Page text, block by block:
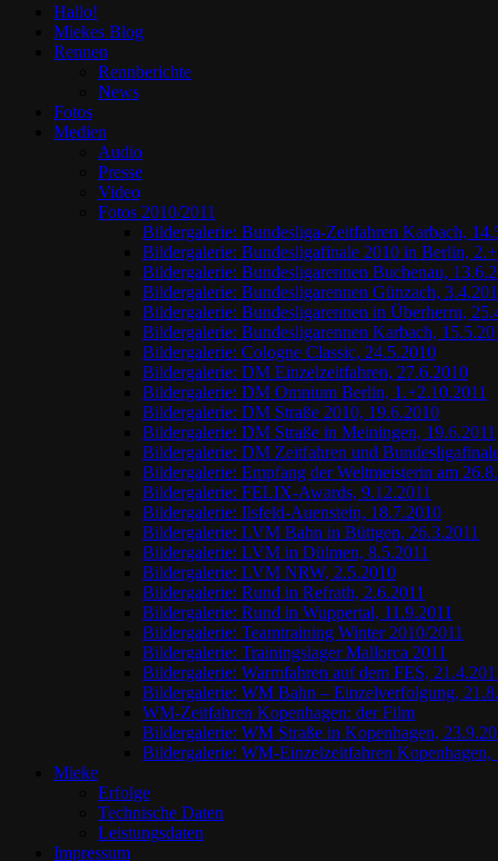
Hallo!
Miekes Blog
Rennen
Rennberichte
News
Fotos
Medien
Audio
Presse
Video
Fotos 2010/2011
Bildergalerie: Bundesliga-Zeitfahren Karbach,
Bildergalerie: Bundesligafinale 2010 in Berlin,
Bildergalerie: Bundesligarennen Buchenau,
Bildergalerie: Bundesligarennen Günzach,
Bildergalerie: Bundesligarennen in Überherrn,
Bildergalerie: Bundesligarennen Karbach,
Bildergalerie: Cologne Classic, 24.5.2010
Bildergalerie: DM Einzelzeitfahren, 27.6.2010
Bildergalerie: DM Omnium Berlin, 1.+2.10.2011
Bildergalerie: DM Straße 2010, 19.6.2010
Bildergalerie: DM Straße in Meiningen, 19.6.2011
Bildergalerie: DM Zeitfahren und
Bildergalerie: Empfang der Weltmeisterin am
Bildergalerie: FELIX-Awards, 9.12.2011
Bildergalerie: Ilsfeld-Auenstein, 18.7.2010
Bildergalerie: LVM Bahn in Büttgen, 26.3.2011
Bildergalerie: LVM in Dülmen, 8.5.2011
Bildergalerie: LVM NRW, 2.5.2010
Bildergalerie: Rund in Refrath, 2.6.2011
Bildergalerie: Rund in Wuppertal, 11.9.2011
Bildergalerie: Teamtraining Winter 2010/2011
Bildergalerie: Trainingslager Mallorca 2011
Bildergalerie: Warmfahren auf dem FES,
Bildergalerie: WM Bahn – Einzelverfolgung,
WM-Zeitfahren Kopenhagen: der Film
Bildergalerie: WM Straße in Kopenhagen,
Bildergalerie: WM-Einzelzeitfahren Kopenhagen,
Mieke
Erfolge
Technische Daten
Leistungsdaten
Impressum